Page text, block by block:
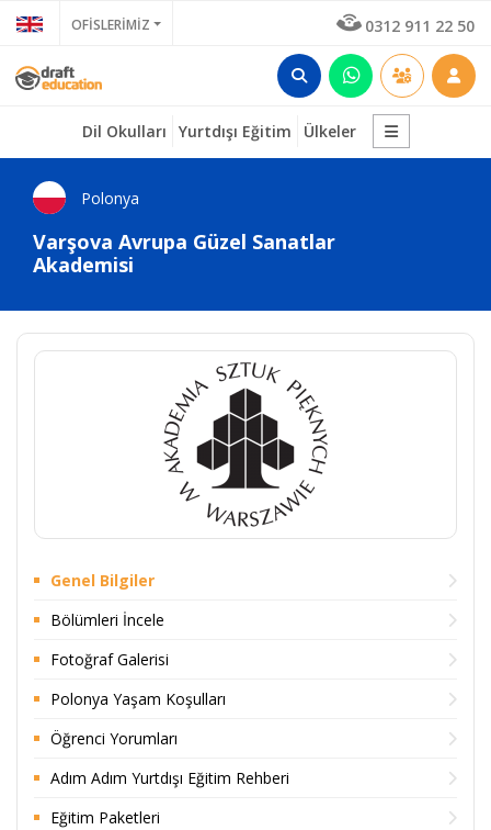
OFİSLERİMİZ 0312 911 22 50
Dil Okulları Yurtdışı Eğitim Ülkeler
Polonya
Varşova Avrupa Güzel Sanatlar
Akademisi
Genel Bilgiler
Bölümleri İncele
Fotoğraf Galerisi
Polonya Yaşam Koşulları
Öğrenci Yorumları
Adım Adım Yurtdışı Eğitim Rehberi
Eğitim Paketleri